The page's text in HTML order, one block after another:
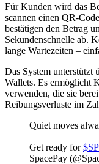
Für Kunden wird das
scannen einen QR-
bestätigen den Betrag
Sekundenschnelle ab.
lange Wartezeiten –
Das System unterstützt
Wallets. Es ermöglicht
verwenden, die sie
Reibungsverluste im
Quiet moves
Get ready for
SpacePay